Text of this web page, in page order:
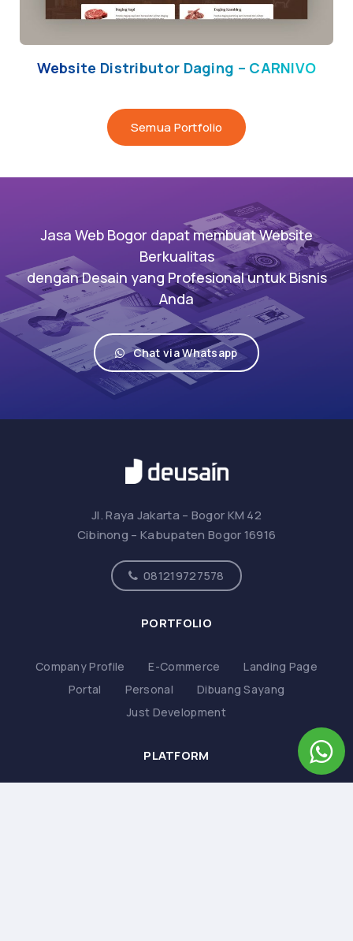
Website Distributor Daging – CARNIVO
Semua Portfolio
Jasa Web Bogor dapat membuat Website
Berkualitas
dengan Desain yang Profesional untuk Bisnis
Anda
Chat via Whatsapp
Jl. Raya Jakarta – Bogor KM 42
Cibinong – Kabupaten Bogor 16916
081219727578
PORTFOLIO
Company Profile E-Commerce
Landing Page
Portal
Personal
Dibuang Sayang
Just Development
PLATFORM